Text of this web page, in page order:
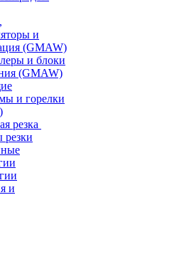
и
(GMAW)
и блоки
(GMAW)
и горелки
резка
и